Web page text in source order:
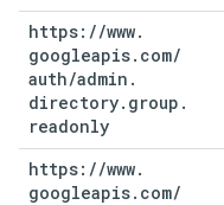
https: //www.
googleapis. com/
auth/admin .
directory. group .
readonly
https: //www.
googleapis. com/